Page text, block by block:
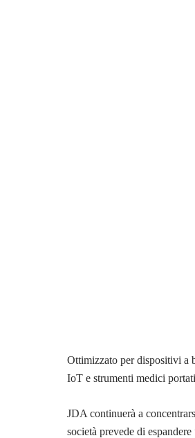
Ottimizzato per dispositivi a
IoT e strumenti medici
JDA continuerà a
società prevede di